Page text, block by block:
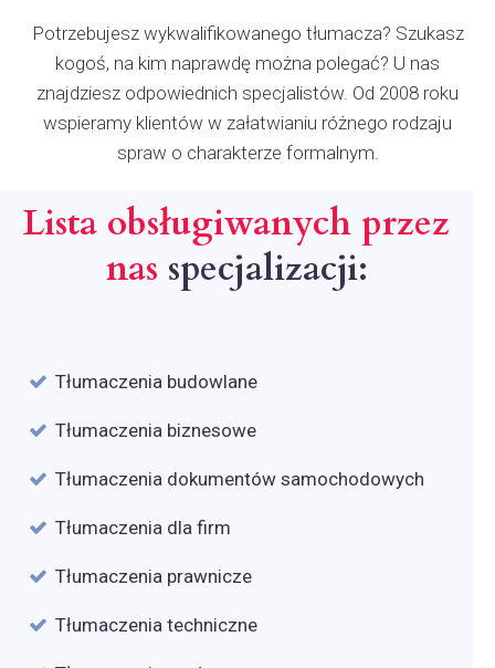
Potrzebujesz wykwalifikowanego tłumacza? Szukasz
kogoś, na kim naprawdę można polegać? U nas
znajdziesz odpowiednich specjalistów. Od 2008 roku
wspieramy klientów w załatwianiu różnego rodzaju
spraw o charakterze formalnym.
Lista obsługiwanych przez
nas specjalizacji:
Tłumaczenia budowlane
Tłumaczenia biznesowe
Tłumaczenia dokumentów samochodowych
Tłumaczenia dla firm
Tłumaczenia prawnicze
Tłumaczenia techniczne